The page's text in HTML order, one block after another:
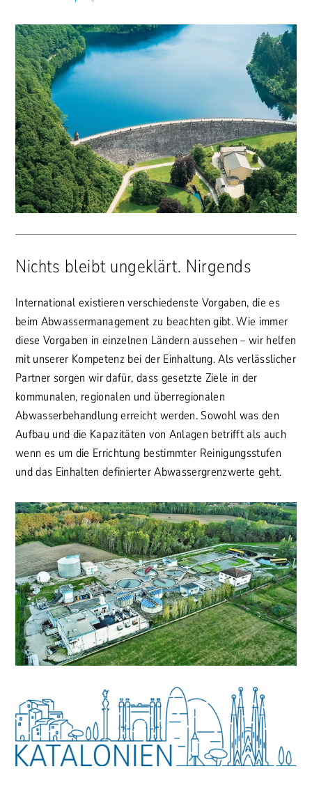
Nichts bleibt ungeklärt. Nirgends
International existieren verschiedenste Vorgaben, die es
beim Abwassermanagement zu beachten gibt. Wie immer
diese Vorgaben in einzelnen Ländern aussehen – wir helfen
mit unserer Kompetenz bei der Einhaltung. Als verlässlicher
Partner sorgen wir dafür, dass gesetzte Ziele in der
kommunalen, regionalen und überregionalen
Abwasserbehandlung erreicht werden. Sowohl was den
Aufbau und die Kapazitäten von Anlagen betrifft als auch
wenn es um die Errichtung bestimmter Reinigungsstufen
und das Einhalten definierter Abwassergrenzwerte geht.